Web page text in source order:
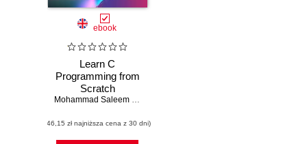
ebook
Learn C
Programming from
Scratch
Mohammad Saleem Mir
(46,15 zł najniższa cena z 30 dni)